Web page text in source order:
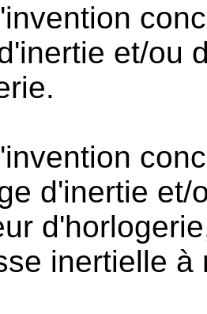
et/ou
d'inertie et/
inertielle à